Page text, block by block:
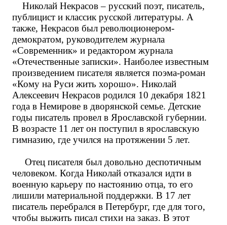
Николай Некрасов – русский поэт, писатель,
публицист и классик русской литературы. А
также, Некрасов был революционером-
демократом, руководителем журнала
«Современник» и редактором журнала
«Отечественные записки». Наиболее известным
произведением писателя является поэма-роман
«Кому на Руси жить хорошо». Николай
Алексеевич Некрасов родился 10 декабря 1821
года в Немирове в дворянской семье. Детские
годы писатель провел в Ярославской губернии.
В возрасте 11 лет он поступил в ярославскую
гимназию, где учился на протяжении 5 лет.
Отец писателя был довольно деспотичным
человеком. Когда Николай отказался идти в
военную карьеру по настоянию отца, то его
лишили материальной поддержки. В 17 лет
писатель перебрался в Петербург, где для того,
чтобы выжить писал стихи на заказ. В этот